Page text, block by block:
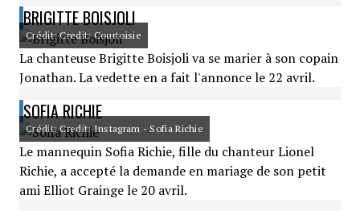
BRIGITTE BOISJOLI
Crédit: Credit: Courtoisie
La chanteuse Brigitte Boisjoli va se marier à son copain
Jonathan. La vedette en a fait l'annonce le 22 avril.
SOFIA RICHIE
Crédit: Credit: Instagram - Sofia Richie
Le mannequin Sofia Richie, fille du chanteur Lionel
Richie, a accepté la demande en mariage de son petit
ami Elliot Grainge le 20 avril.